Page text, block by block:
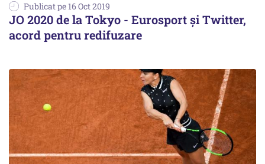
Publicat pe 16 Oct 2019
JO 2020 de la Tokyo - Eurosport și Twitter,
acord pentru redifuzare